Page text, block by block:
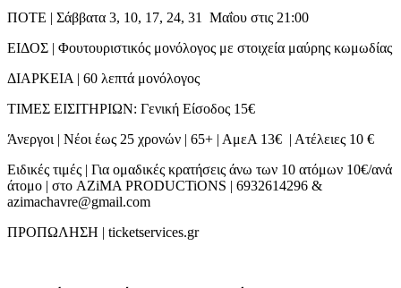
ΠΟΤΕ | Σάββατα 3, 10, 17, 24, 31 Μαΐου στις 21:00
ΕΙΔΟΣ | Φουτουριστικός μονόλογος με στοιχεία μαύρης κωμωδίας
ΔΙΑΡΚΕΙΑ | 60 λεπτά μονόλογος
ΤΙΜΕΣ ΕΙΣΙΤΗΡΙΩΝ: Γενική Είσοδος 15€
Άνεργοι | Νέοι έως 25 χρονών | 65+ | ΑμεΑ 13€ | Ατέλειες 10 €
Ειδικές τιμές | Για ομαδικές κρατήσεις άνω των 10 ατόμων 10€/ανά
άτομο | στο AZiMA PRODUCTiONS | 6932614296 &
azimachavre@gmail.com
ΠΡΟΠΩΛΗΣΗ | ticketservices.gr